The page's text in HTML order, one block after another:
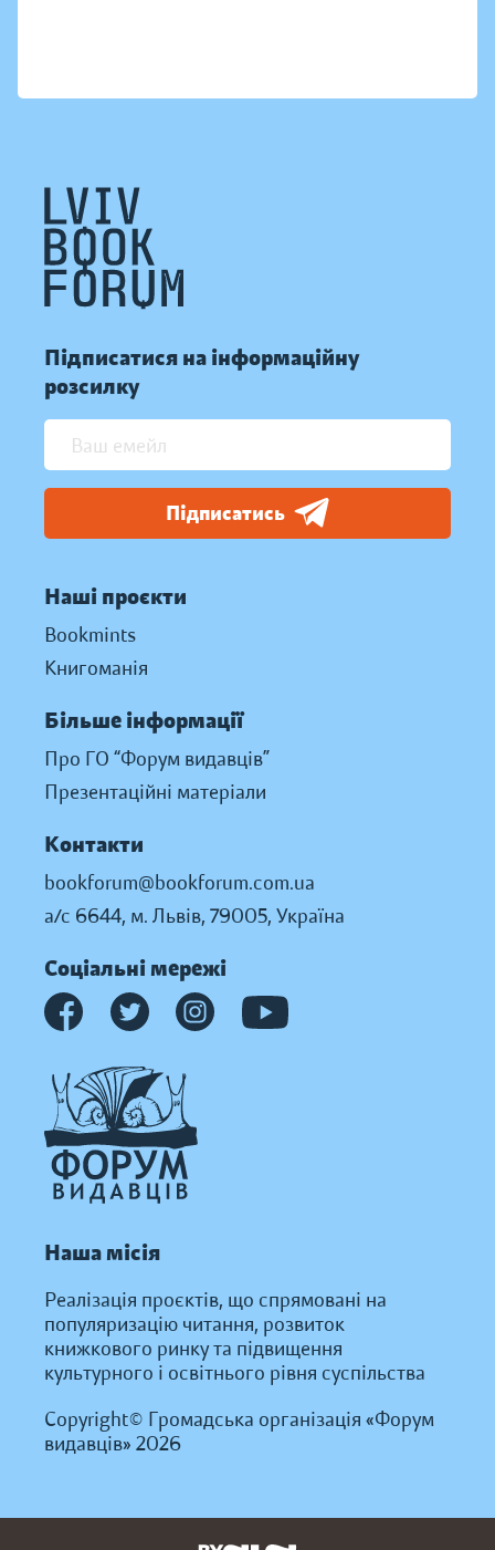
Підписатися на інформаційну
розсилку
Підписатись
Наші проєкти
Bookmints
Книгоманія
Більше інформації
Про ГО “Форум видавців”
Презентаційні матеріали
Контакти
bookforum@bookforum.com.ua
а/с 6644, м. Львів, 79005, Україна
Соціальні мережі
Наша місія
Реалізація проєктів, що спрямовані на
популяризацію читання, розвиток
книжкового ринку та підвищення
культурного і освітнього рівня суспільства
Copyright© Громадська організація «Форум
видавців» 2026